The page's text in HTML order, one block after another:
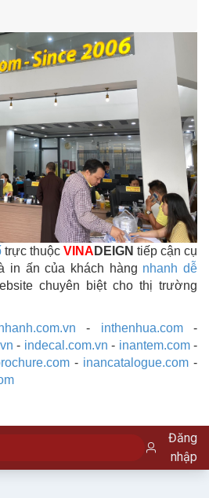
trực thuộc VINA DEIGN tiếp cận cụ
in ấn của khách hàng nhanh dễ
chuyên biệt cho thị trường
- inthenhua.com-
- indecal.com.vn - inantem.com-
- inancatalogue.com -